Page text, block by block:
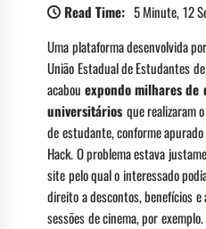
Read Time: 5 Minute, 12
Uma plataforma desenvolvida
União Estadual de Estudantes de
acabou expondo milhares de
universitários que realizaram
de estudante, conforme
Hack. O problema estava
site pelo qual o interessado
direito a descontos, benefícios
sessões de cinema, por exemplo.